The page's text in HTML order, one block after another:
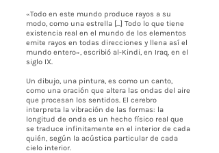
«Todo en este mundo produce rayos a su
modo, como una estrella [...] Todo lo que tiene
existencia real en el mundo de los elementos
emite rayos en todas direcciones y llena así el
mundo entero», escribió al-Kindi, en Iraq, en el
siglo IX.
Un dibujo, una pintura, es como un canto,
como una oración que altera las ondas del aire
que procesan los sentidos. El cerebro
interpreta la vibración de las formas: la
longitud de onda es un hecho físico real que
se traduce infinitamente en el interior de cada
quién, según la acústica particular de cada
cielo interior.